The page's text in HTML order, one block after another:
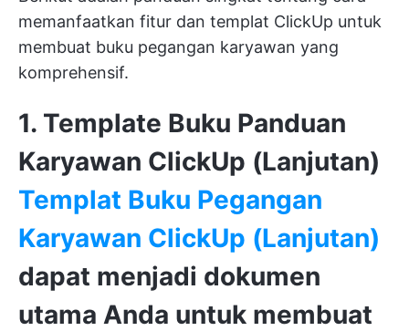
memanfaatkan fitur dan templat ClickUp untuk
membuat buku pegangan karyawan yang
komprehensif.
1. Template Buku Panduan
Karyawan ClickUp (Lanjutan)
Templat Buku Pegangan
Karyawan ClickUp (Lanjutan)
dapat menjadi dokumen
utama Anda untuk membuat